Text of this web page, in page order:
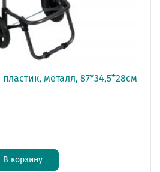
металл, 87*34,5*28см
В корзину